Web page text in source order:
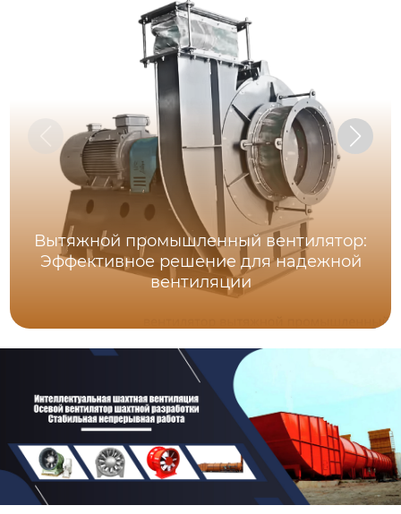
Вытяжной промышленный вентилятор:
Эффективное решение для надежной
вентиляции